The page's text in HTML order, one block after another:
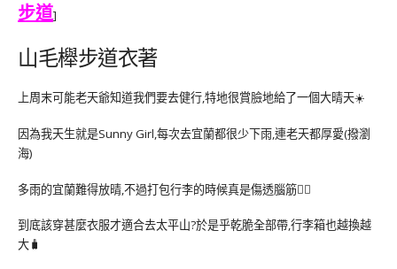
步道]
山毛櫸步道衣著
上周末可能老天爺知道我們要去健行,特地很賞臉地給了一個大晴天☀️
因為我天生就是Sunny Girl,每次去宜蘭都很少下雨,連老天都厚愛(撥瀏
海)
多雨的宜蘭難得放晴,不過打包行李的時候真是傷透腦筋🤦‍♀️
到底該穿甚麼衣服才適合去太平山?於是乎乾脆全部帶,行李箱也越換越
大🧳